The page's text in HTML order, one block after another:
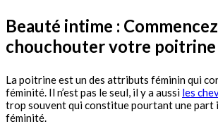
Beauté intime :
chouchouter votre poitrine
La poitrine est un des attributs féminin qui
féminité. Il n’est pas le seul, il y a aussi les
trop souvent qui constitue pourtant une part
féminité.